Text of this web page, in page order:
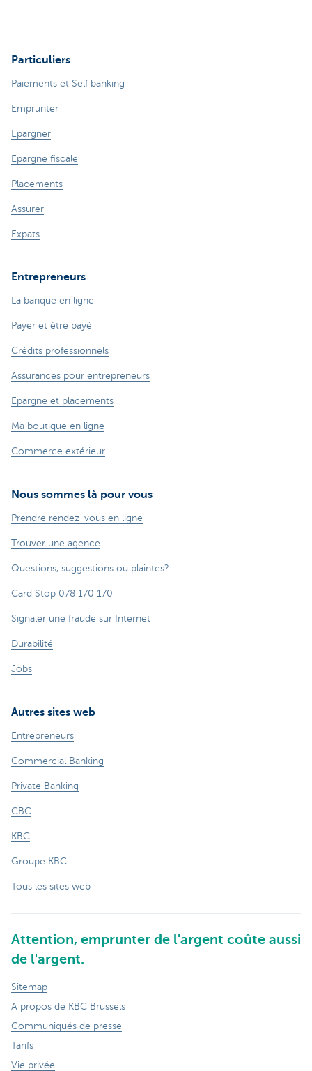
Particuliers
Paiements et Self banking
Emprunter
Epargner
Epargne fiscale
Placements
Assurer
Expats
Entrepreneurs
La banque en ligne
Payer et être payé
Crédits professionnels
Assurances pour entrepreneurs
Epargne et placements
Ma boutique en ligne
Commerce extérieur
Nous sommes là pour vous
Prendre rendez-vous en ligne
Trouver une agence
Questions, suggestions ou plaintes?
Card Stop 078 170 170
Signaler une fraude sur Internet
Durabilité
Jobs
Autres sites web
Entrepreneurs
Commercial Banking
Private Banking
CBC
KBC
Groupe KBC
Tous les sites web
Attention, emprunter de l'argent coûte aussi
de l'argent.
Sitemap
A propos de KBC Brussels
Communiqués de presse
Tarifs
Vie privée